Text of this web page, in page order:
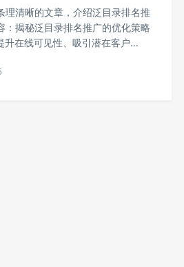
清晰的文章，介绍泛目录排名推
揭秘泛目录排名推广的优化策略
在线可见性、吸引潜在客户...